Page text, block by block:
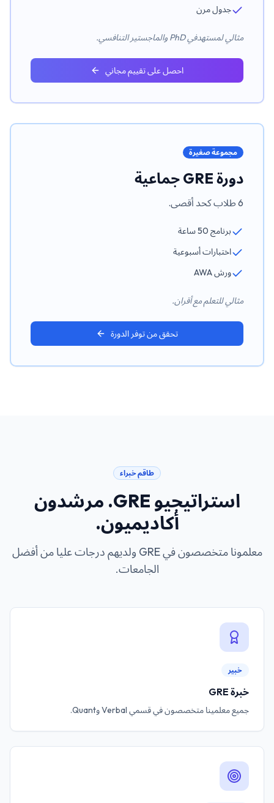
جدول مرن
مثالي لمستهدفي PhD والماجستير التنافسي.
احصل على تقييم مجاني
مجموعة صغيرة
دورة GRE جماعية
6 طلاب كحد أقصى.
برنامج 50 ساعة
اختبارات أسبوعية
ورش AWA
مثالي للتعلم مع أقران.
تحقق من توفر الدورة
طاقم خبراء
استراتيجيو GRE. مرشدون
أكاديميون.
معلمونا متخصصون في GRE ولديهم درجات عليا من أفضل
الجامعات.
خبير
خبرة GRE
جميع معلمينا متخصصون في قسمي Verbal وQuant.